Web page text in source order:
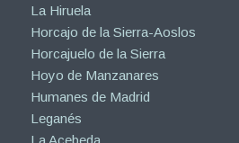
La Hiruela
Horcajo de la Sierra-Aoslos
Horcajuelo de la Sierra
Hoyo de Manzanares
Humanes de Madrid
Leganés
La Acebeda